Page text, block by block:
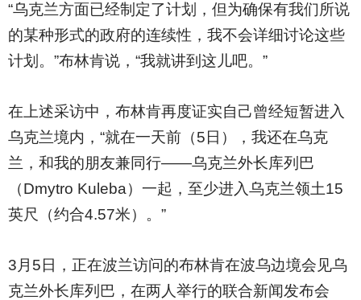
“乌克兰方面已经制定了计划，但为确保有我们所说
的某种形式的政府的连续性，我不会详细讨论这些
计划。”布林肯说，“我就讲到这儿吧。”
在上述采访中，布林肯再度证实自己曾经短暂进入
乌克兰境内，“就在一天前（5日），我还在乌克
兰，和我的朋友兼同行——乌克兰外长库列巴
（Dmytro Kuleba）一起，至少进入乌克兰领土15
英尺（约合4.57米）。”
3 月5日，正在波兰访问的布林肯在波乌边境会见乌
克兰外长库列巴，在两人举行的联合新闻发布会